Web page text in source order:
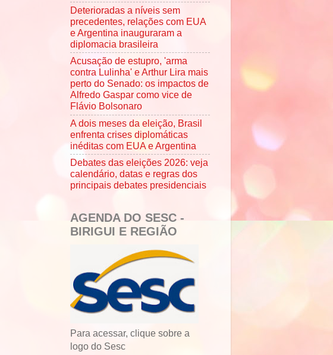
Deterioradas a níveis sem
precedentes, relações com EUA
e Argentina inauguraram a
diplomacia brasileira
Acusação de estupro, 'arma
contra Lulinha' e Arthur Lira mais
perto do Senado: os impactos de
Alfredo Gaspar como vice de
Flávio Bolsonaro
A dois meses da eleição, Brasil
enfrenta crises diplomáticas
inéditas com EUA e Argentina
Debates das eleições 2026: veja
calendário, datas e regras dos
principais debates presidenciais
AGENDA DO SESC -
BIRIGUI E REGIÃO
Para acessar, clique sobre a
logo do Sesc